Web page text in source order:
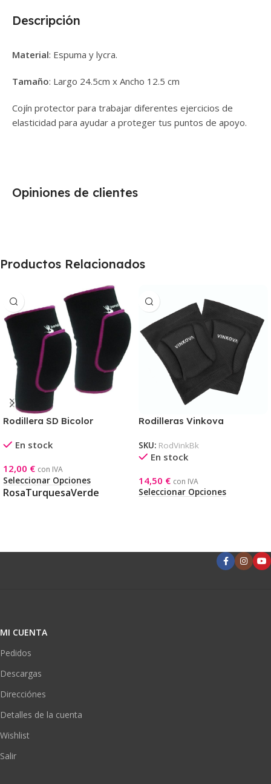
Descripción
Material: Espuma y lycra.
Tamaño: Largo 24.5cm x Ancho 12.5 cm
Cojín protector para trabajar diferentes ejercicios de
elasticidad para ayudar a proteger tus puntos de apoyo.
Opiniones de clientes
Productos Relacionados
Rodillera SD Bicolor
En stock
12,00 € con IVA
Seleccionar Opciones
RosaTurquesaVerde
Rodilleras Vinkova
SKU: RodVinkBk
En stock
14,50 € con IVA
Seleccionar Opciones
MI CUENTA
Pedidos
Descargas
Direcciónes
Detalles de la cuenta
Wishlist
Salir